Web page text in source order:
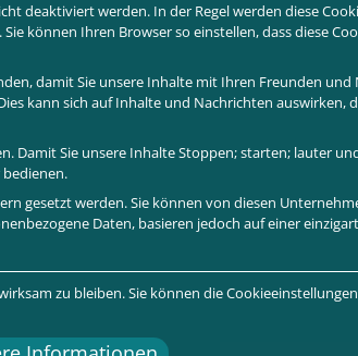
deaktiviert werden. In der Regel werden diese
können Ihren Browser so einstellen, dass diese
damit Sie unsere Inhalte mit Ihren Freunden
kann sich auf Inhalte und Nachrichten auswirken,
Damit Sie unsere Inhalte Stoppen; starten; lauter
bedienen.
gesetzt werden. Sie können von diesen
Daten, basieren jedoch auf einer
zu bleiben. Sie können die